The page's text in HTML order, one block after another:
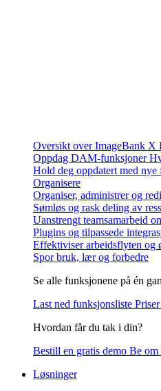
Oversikt over ImageBank
Oppdag DAM-funksjoner
Hold deg oppdatert med nye
Organisere
Organiser, administrer og
Sømløs og rask deling av
Uanstrengt teamsamarbeid
Plugins og tilpassede
Effektiviser arbeidsflyten og
Spor bruk, lær og forbedre
Se alle funksjonene på én
Last ned funksjonsliste
Hvordan får du tak i din?
Bestill en gratis demo Be om
Løsninger